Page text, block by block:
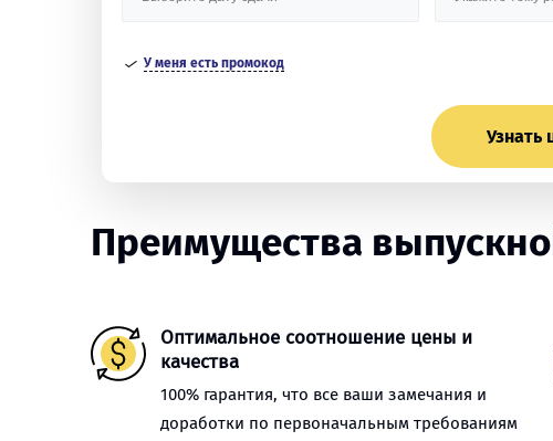
У меня есть промокод
Узнать
Преимущества
Оптимальное соотношение цены и
качества
100% гарантия, что все ваши замечания и
доработки по первоначальным требованиям